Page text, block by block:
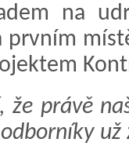
na
prvním
že právě